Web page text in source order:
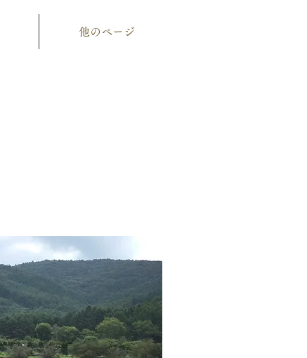
他のページ